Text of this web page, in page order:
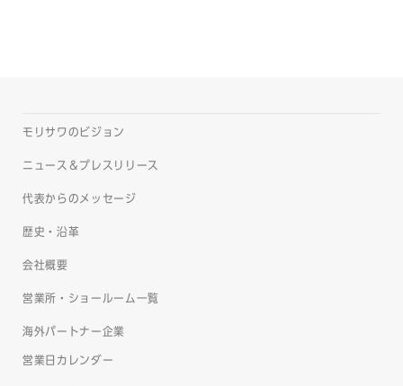
モリサワのビジョン
ニュース＆プレスリリース
代表からのメッセージ
歴史・沿革
会社概要
営業所・ショールーム一覧
海外パートナー企業
営業日カレンダー